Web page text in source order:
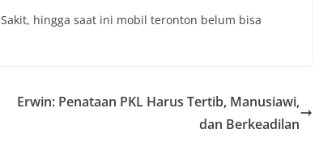
hingga saat ini mobil teronton belum bisa
Erwin: Penataan PKL Harus Tertib, Manusiawi,
dan Berkeadilan